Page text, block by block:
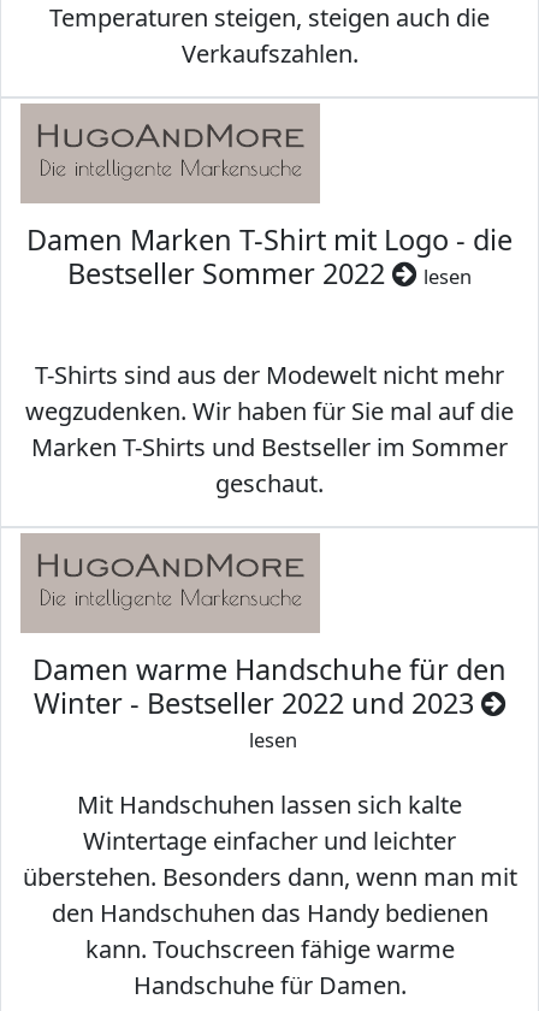
Temperaturen steigen, steigen auch die
Verkaufszahlen.
Damen Marken T-Shirt mit Logo - die
Bestseller Sommer 2022
lesen
T-Shirts sind aus der Modewelt nicht mehr
wegzudenken. Wir haben für Sie mal auf die
Marken T-Shirts und Bestseller im Sommer
geschaut.
Damen warme Handschuhe für den
Winter - Bestseller 2022 und 2023
lesen
Mit Handschuhen lassen sich kalte
Wintertage einfacher und leichter
überstehen. Besonders dann, wenn man mit
den Handschuhen das Handy bedienen
kann. Touchscreen fähige warme
Handschuhe für Damen.